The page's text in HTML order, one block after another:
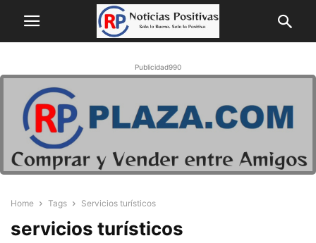
Publicidad990
Home Tags Servicios turísticos
servicios turísticos